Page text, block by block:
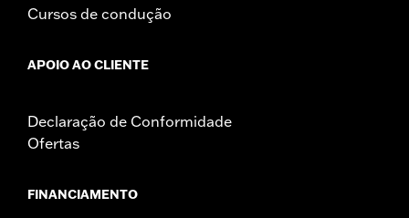
Cursos de condução
APOIO AO CLIENTE
Declaração de Conformidade
Ofertas
FINANCIAMENTO